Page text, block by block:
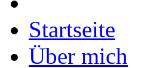
Startseite
Über mich